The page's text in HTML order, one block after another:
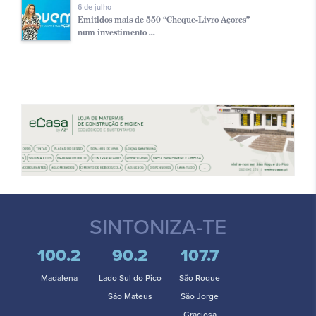
6 de julho
Emitidos mais de 550 “Cheque-Livro Açores”
num investimento ...
SINTONIZA-TE
100.2
Madalena
90.2
Lado Sul do Pico
São Mateus
107.7
São Roque
São Jorge